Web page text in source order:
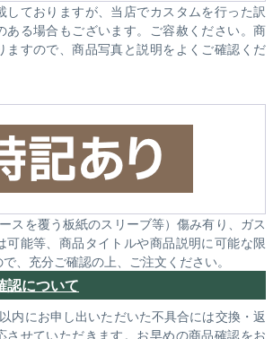
しておりますが、当店でカスタムを行った訳
ある場合もございます。ご容赦ください。商
ますので、商品写真と説明をよくご確認くだ
スを覆う板紙のスリーブ等）傷み有り、ガス
可能等、商品タイトルや商品説明に可能な限
、充分ご確認の上、ご注文ください。
認について
内にお申し出いただいた不具合には交換・返
させていただきます。お早めの商品確認をお